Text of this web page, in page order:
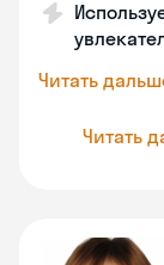
Читать
Читать